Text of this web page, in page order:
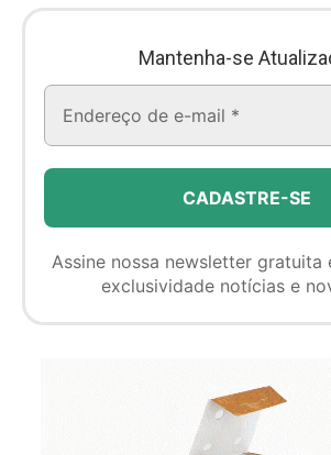
Mantenha-se
Assine nossa newsletter gratuita
exclusividade notícias e